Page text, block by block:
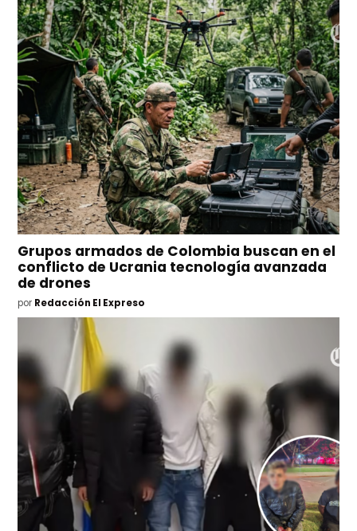
Grupos armados de Colombia buscan en el
conflicto de Ucrania tecnología avanzada
de drones
por Redacción El Expreso